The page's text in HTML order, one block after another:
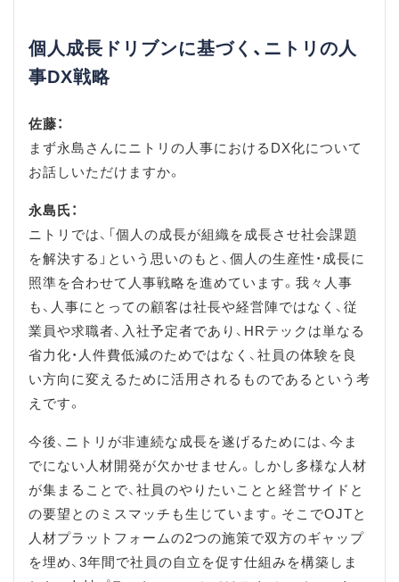
個人成長ドリブンに基づく、ニトリの人
事DX戦略
佐藤：
まず永島さんにニトリの人事におけるDX化について
お話しいただけますか。
永島氏：
ニトリでは、「個人の成長が組織を成長させ社会課題
を解決する」という思いのもと、個人の生産性・成長に
照準を合わせて人事戦略を進めています。我々人事
も、人事にとっての顧客は社長や経営陣ではなく、従
業員や求職者、入社予定者であり、HRテックは単なる
省力化・人件費低減のためではなく、社員の体験を良
い方向に変えるために活用されるものであるという考
えです。
今後、ニトリが非連続な成長を遂げるためには、今ま
でにない人材開発が欠かせません。しかし多様な人材
が集まることで、社員のやりたいことと経営サイドと
の要望とのミスマッチも生じています。そこでOJTと
人材プラットフォームの2つの施策で双方のギャップ
を埋め、3年間で社員の自立を促す仕組みを構築しま